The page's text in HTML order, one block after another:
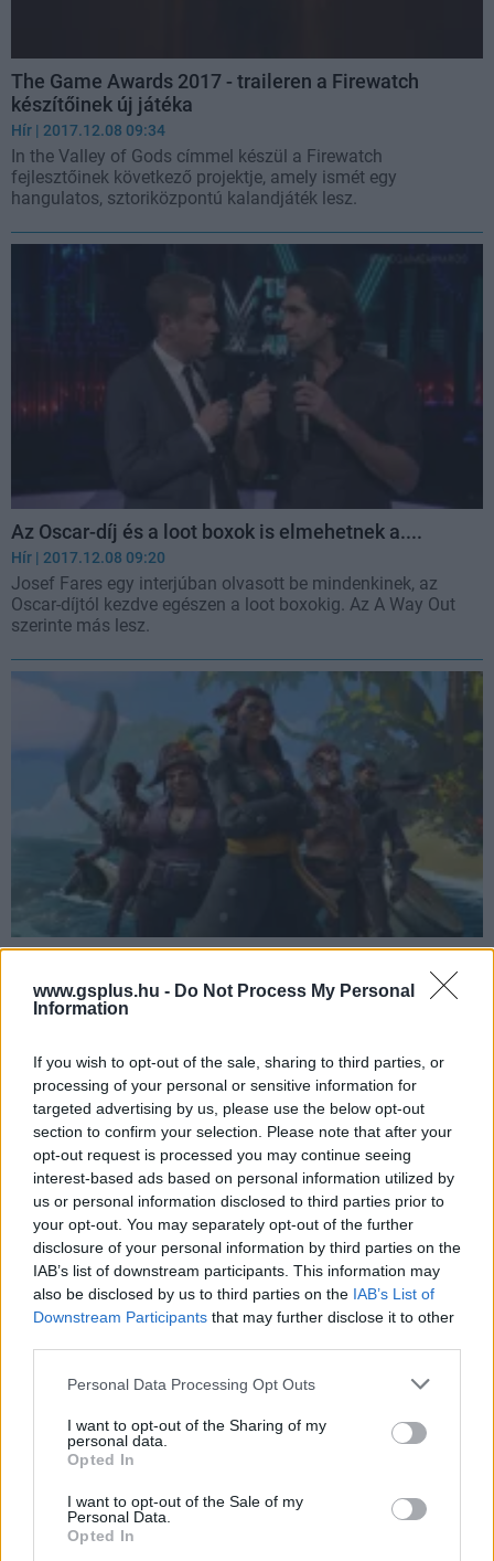
www.gsplus.hu - Do Not Process My Personal
Information
If you wish to opt-out of the sale, sharing to third parties, or
processing of your personal or sensitive information for
targeted advertising by us, please use the below opt-out
section to confirm your selection. Please note that after your
opt-out request is processed you may continue seeing
interest-based ads based on personal information utilized by
us or personal information disclosed to third parties prior to
your opt-out. You may separately opt-out of the further
disclosure of your personal information by third parties on the
IAB’s list of downstream participants. This information may
also be disclosed by us to third parties on the IAB’s List of
Downstream Participants that may further disclose it to other
Please note that this website/app uses one or more Google
not limited to your visit or usage behaviour. You may click to
grant or deny consent to Google and its third-party tags to
use your data for below specified purposes in below Google
consent section.
Personal Data Processing Opt Outs
I want to opt-out of the Sharing of my
personal data.
Opted In
I want to opt-out of the Sale of my
Personal Data.
Opted In
The Game Awards 2017 - traileren a Firewatch
készítőinek új játéka
Hír | 2017.12.08 09:34
In the Valley of Gods címmel készül a Firewatch
fejlesztőinek következő projektje, amely ismét egy
hangulatos, sztoriközpontú kalandjáték lesz.
Az Oscar-díj és a loot boxok is elmehetnek a....
Hír | 2017.12.08 09:20
Josef Fares egy interjúban olvasott be mindenkinek, az
Oscar-díjtól kezdve egészen a loot boxokig. Az A Way Out
szerinte más lesz.
a Sea of Thieves
| 2017.12.08 09:14
történéseit azoknak, akik már nagyon várták a Sea of
Thieves megjelenési dátumát, egy új előzetessel végre ez is
megérkezett.
The Game Awards 2017 - mozgásban a Fade to
Silence című túlélőjáték
Hivatalosan is leleplezték a korábban kiszivárgott
túlélőjátékot, amit hamarosan már ki is próbálhatunk.